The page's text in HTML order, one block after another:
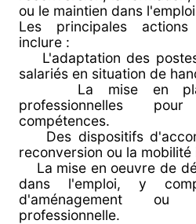
ou le maintien dans
Les principales
inclure :
L'adaptation des
salariés en situation de
La mise en
professionnelles
compétences.
Des dispositifs
reconversion ou la mobilité
La mise en oeuvre de
dans l'emploi, y
d'aménagement ou
professionnelle.